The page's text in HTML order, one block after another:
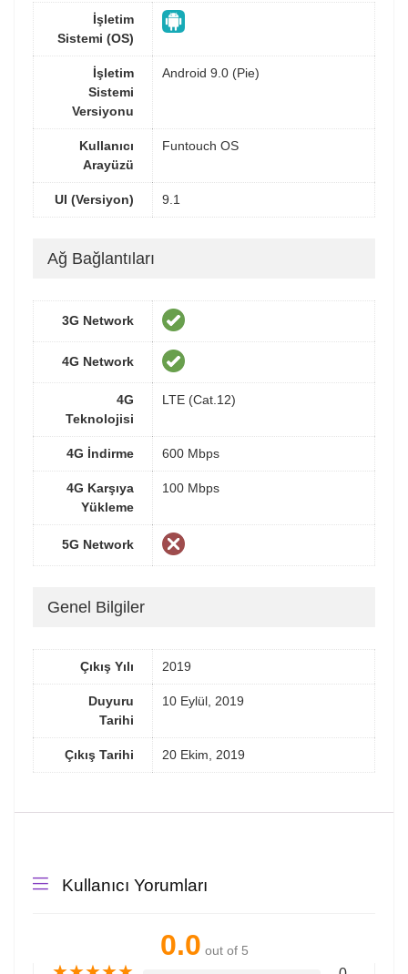
İşletim
Sistemi (OS)
İşletim
Sistemi
Versiyonu
Android 9.0 (Pie)
Kullanıcı
Arayüzü
Funtouch OS
UI (Versiyon) 9.1
Ağ Bağlantıları
3G Network
4G Network
4G
Teknolojisi
LTE (Cat.12)
4G İndirme 600 Mbps
4G Karşıya
Yükleme
100 Mbps
5G Network
Genel Bilgiler
Çıkış Yılı 2019
Duyuru
Tarihi
10 Eylül, 2019
Çıkış Tarihi 20 Ekim, 2019
Kullanıcı Yorumları
0.0 out of 5